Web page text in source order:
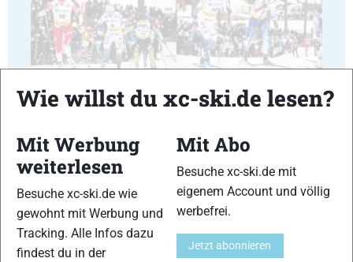
19 20
Wie willst du xc-ski.de lesen?
Mit Werbung
weiterlesen
Besuche xc-ski.de wie
gewohnt mit Werbung und
Tracking. Alle Infos dazu
findest du in der
Mit Abo
Besuche xc-ski.de mit
eigenem Account und völlig
werbefrei.
Jetzt abonnieren